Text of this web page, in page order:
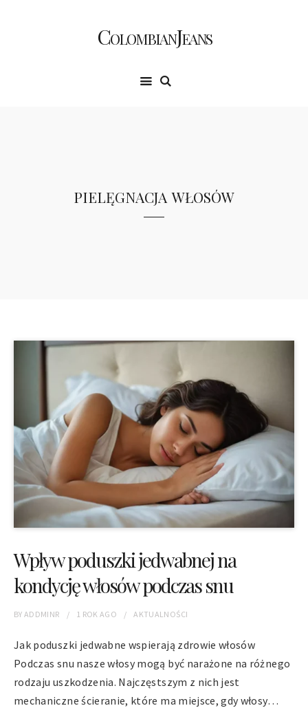
ColombianJeans
pielęgnacja włosów
Wpływ poduszki jedwabnej na
kondycję włosów podczas snu
BYADDMINR 1 ROK AGO AKTUALNOŚCI
Jak poduszki jedwabne wspierają zdrowie włosów
Podczas snu nasze włosy mogą być narażone na różnego
rodzaju uszkodzenia. Najczęstszym z nich jest
mechaniczne ścieranie, które ma miejsce, gdy włosy…